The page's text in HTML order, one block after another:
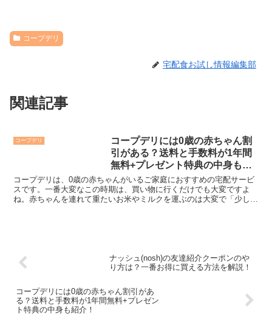
コープデリ
宅配食お試し情報編集部
関連記事
コープデリ
コープデリには0歳の赤ちゃん割
引がある？送料と手数料が1年間
無料+プレゼント特典の中身も紹
介！
コープデリは、0歳の赤ちゃんがいるご家庭におすすめの宅配サービ
スです。一番大変なこの時期は、買い物に行くだけでも大変ですよ
ね。赤ちゃんを連れて重たいお米やミルクを運ぶのは大変で「少しで
ナッシュ(nosh)の友達紹介クーポンのや
り方は？一番お得に買える方法を解説！
コープデリには0歳の赤ちゃん割引があ
る？送料と手数料が1年間無料+プレゼン
ト特典の中身も紹介！